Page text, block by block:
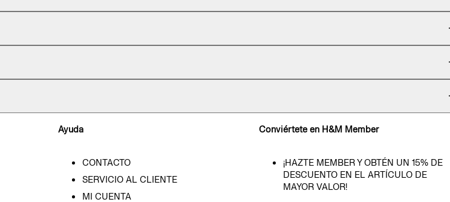
Ayuda
CONTACTO
SERVICIO AL CLIENTE
MI CUENTA
Conviértete en H&M Member
¡HAZTE MEMBER Y OBTÉN UN 15% DE
DESCUENTO EN EL ARTÍCULO DE
MAYOR VALOR!